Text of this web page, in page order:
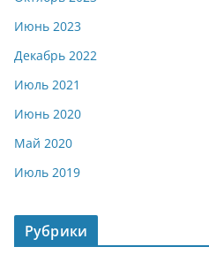
Июнь 2023
Декабрь 2022
Июль 2021
Июнь 2020
Май 2020
Июль 2019
Рубрики